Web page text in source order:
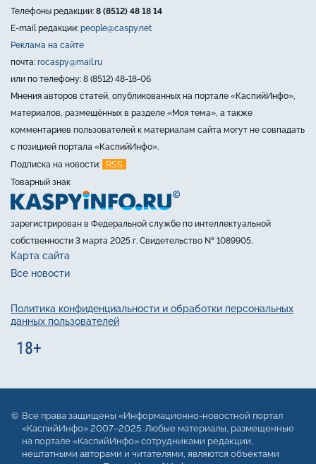
Телефоны редакции: 8 (8512) 48 18 14
E-mail редакции: people@caspy.net
Реклама на сайте
почта: rocaspy@mail.ru
или по телефону: 8 (8512) 48-18-06
Мнения авторов статей, опубликованных на портале «КаспийИнфо»,
материалов, размещённых в разделе «Моя тема», а также
комментариев пользователей к материалам сайта могут не совпадать
с позицией портала «КаспийИнфо».
Подписка на новости:
RSS
Товарный знак
зарегистрирован в Федеральной службе по интеллектуальной
собственности 3 марта 2025 г. Свидетельство № 1089905.
Карта сайта
Все новости
Политика конфиденциальности и обработки персональных
данных пользователей
Все права защищены «Информационно-новостной портал
«КаспийИнфо» 2007–2025. Любые материалы, размещенные
на портале «КаспийИнфо» сотрудниками редакции,
нештатными авторами и читателями, являются объектами